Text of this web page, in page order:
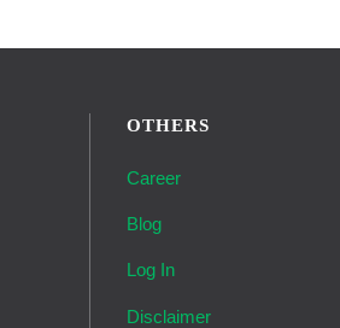
OTHERS
Career
Blog
Log In
Disclaimer